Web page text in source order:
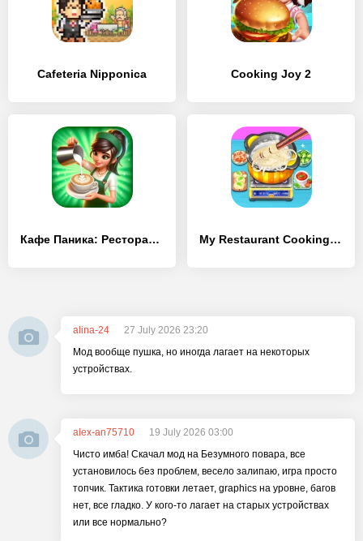
Cafeteria Nipponica Cooking Joy 2
Кафе Паника: Ресторан и кафе My Restaurant Cooking Home
alina-24
27 July 2026 23:20
Мод вообще пушка, но иногда лагает на некоторых
устройствах.
alex-an75710
19 July 2026 03:00
Чисто имба! Скачал мод на Безумного повара, все
установилось без проблем, весело залипаю, игра просто
топчик. Тактика готовки летает, graphics на уровне, багов
нет, все гладко. У кого-то лагает на старых устройствах
или все нормально?